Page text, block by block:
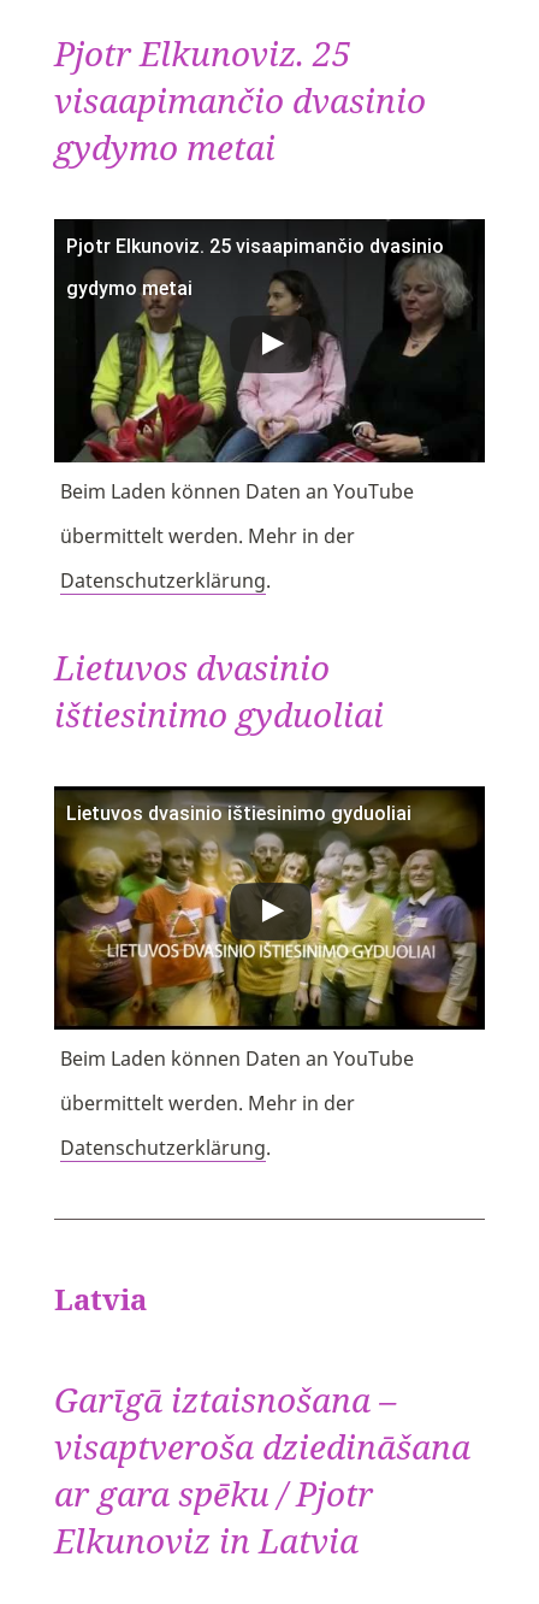
Pjotr Elkunoviz. 25
visaapimančio dvasinio
gydymo metai
Pjotr Elkunoviz. 25 visaapimančio dvasinio
gydymo metai
Beim Laden können Daten an YouTube
übermittelt werden. Mehr in der
Datenschutzerklärung.
Lietuvos dvasinio
ištiesinimo gyduoliai
Lietuvos dvasinio ištiesinimo gyduoliai
Beim Laden können Daten an YouTube
übermittelt werden. Mehr in der
Datenschutzerklärung.
Latvia
Garīgā iztaisnošana –
visaptveroša dziedināšana
ar gara spēku / Pjotr
Elkunoviz in Latvia